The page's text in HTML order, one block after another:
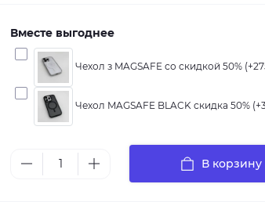
Вместе выгоднее
Чехол з MAGSAFE со скидкой 50%
Чехол MAGSAFE BLACK скидка 50%
В корзину